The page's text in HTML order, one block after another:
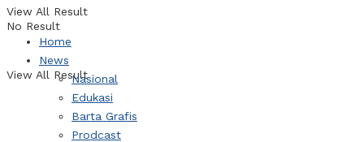
No Result
View All Result
View All Result
Home
News
Nasional
Edukasi
Barta Grafis
Prodcast